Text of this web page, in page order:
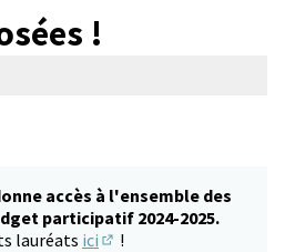
!
accès à l'ensemble des
participatif 2024-2025.
lauréats ici !